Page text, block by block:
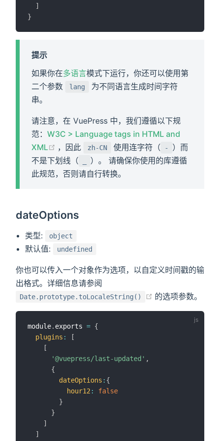
]
}
提示
如果你在多语言模式下运行，你还可以使用第
二个参数
lang
为不同语言生成时间字符
串。
请注意，在 VuePress 中，我们遵循以下规
范： W3C > Language tags in HTML and
XML
(opens new window)
，因此 zh-CN 使用连字符（ -
）而
不是下划线（
）。 请确保你使用的库遵循
此规范，否则请自行转换。
dateOptions
类型: object
默认值: undefined
你也可以传入一个对象作为选项，以自定义时间戳的输
出格式。详细信息请参阅
Date.prototype.toLocaleString() (opens new
的选项参数。
module. exports = {
plugins :
[
[
'@vuepress/last-updated' ,
{
dateOptions : {
hour12 :
false
}
}
]
]